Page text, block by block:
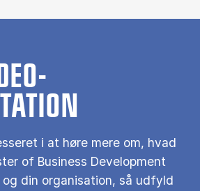
i at høre mere om, hvad
of Business Development
din organisation, så udfyld